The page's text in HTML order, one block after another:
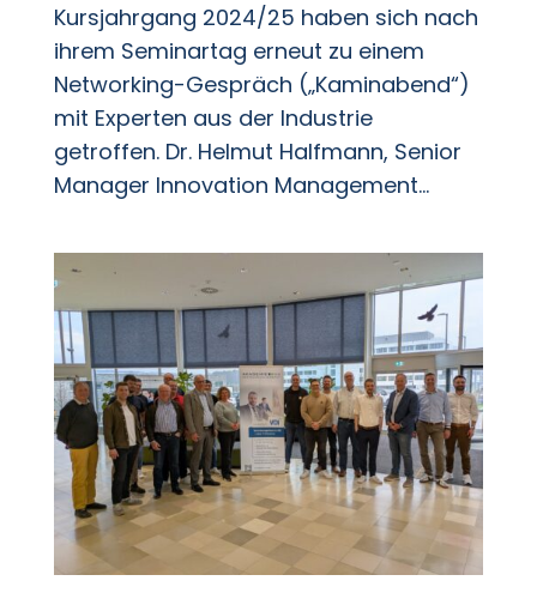
Kursjahrgang 2024/25 haben sich nach
ihrem Seminartag erneut zu einem
Networking-Gespräch („Kaminabend“)
mit Experten aus der Industrie
getroffen. Dr. Helmut Halfmann, Senior
Manager Innovation Management...